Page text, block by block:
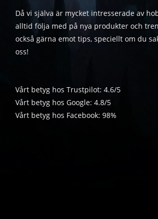
Då vi själva är mycket intresserade av
alltid följa med på nya produkter och
också gärna emot tips, speciellt om du
oss!
Vårt betyg hos Trustpilot: 4.6/5
Vårt betyg hos Google: 4.8/5
Vårt betyg hos Facebook: 98%